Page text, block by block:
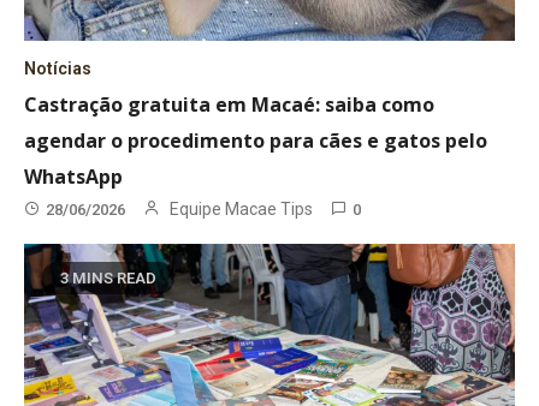
Notícias
Castração gratuita em Macaé: saiba como
agendar o procedimento para cães e gatos pelo
WhatsApp
28/06/2026 Equipe Macae Tips 0
3 MINS READ